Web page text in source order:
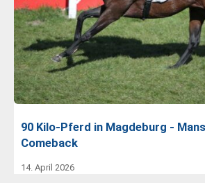
90 Kilo-Pferd in Magdeburg -
Comeback
14. April 2026